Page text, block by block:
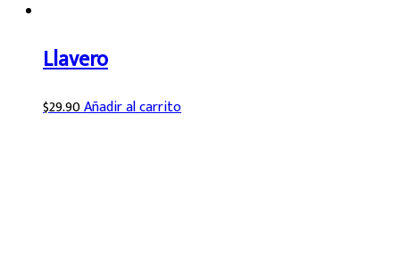
Llavero
$29.90Añadir al carrito